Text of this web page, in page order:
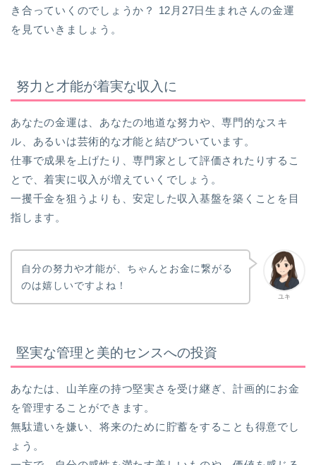
き合っていくのでしょうか？ 12月27日生まれさんの金運
を見ていきましょう。
努力と才能が着実な収入に
あなたの金運は、あなたの地道な努力や、専門的なスキ
ル、あるいは芸術的な才能と結びついています。
仕事で成果を上げたり、専門家として評価されたりするこ
とで、着実に収入が増えていくでしょう。
一攫千金を狙うよりも、安定した収入基盤を築くことを目
指します。
ユキ
自分の努力や才能が、ちゃんとお金に繋がる
のは嬉しいですよね！
堅実な管理と美的センスへの投資
あなたは、山羊座の持つ堅実さを受け継ぎ、計画的にお金
を管理することができます。
無駄遣いを嫌い、将来のために貯蓄をすることも得意でし
ょう。